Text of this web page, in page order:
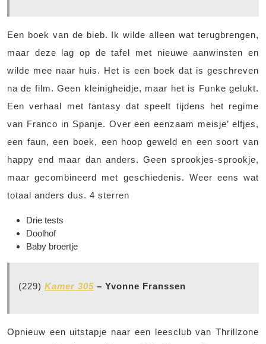
Een boek van de bieb. Ik wilde alleen wat terugbrengen,
maar deze lag op de tafel met nieuwe aanwinsten en
wilde mee naar huis. Het is een boek dat is geschreven
na de film. Geen kleinigheidje, maar het is Funke gelukt.
Een verhaal met fantasy dat speelt tijdens het regime
van Franco in Spanje. Over een eenzaam meisje’ elfjes,
een faun, een boek, een hoop geweld en een soort van
happy end maar dan anders. Geen sprookjes-sprookje,
maar gecombineerd met geschiedenis. Weer eens wat
totaal anders dus. 4 sterren
Drie tests
Doolhof
Baby broertje
(229) Kamer 305 – Yvonne Franssen
Opnieuw een uitstapje naar een leesclub van Thrillzone